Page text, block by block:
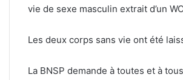
vie de sexe masculin extrait d’un
Les deux corps sans vie ont été
La BNSP demande à toutes et à